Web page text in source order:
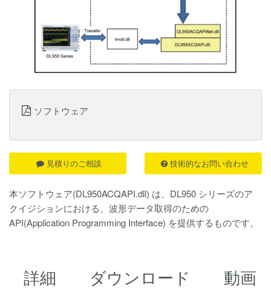
本ソフトウェア(DL950ACQAPI.dll) は、DL950 シリーズのア
クイジションにおける、波形データ取得のための
API(Application Programming Interface) を提供するものです。
見積りのご相談 技術的なお問い合わせ
ソフトウェア
詳細 ダウンロード 動画